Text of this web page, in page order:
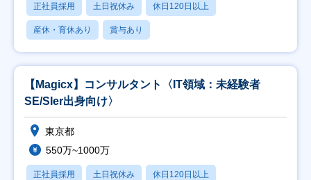
正社員採用 土日祝休み 休日120日以上
産休・育休あり 賞与あり
【Magicx】コンサルタント〈IT領域：未経験者
SE/SIer出身向け〉
東京都
550万~1000万
正社員採用 土日祝休み 休日120日以上